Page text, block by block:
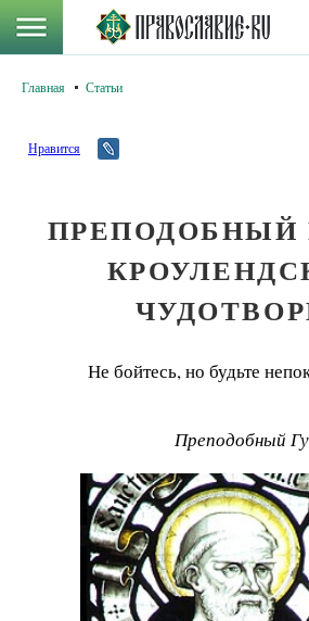
Главная Статьи
Нравится
ПРЕПОДОБНЫЙ
Не бойтесь, но будьте
Преподобный